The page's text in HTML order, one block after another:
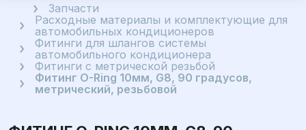
ГлавнаяЗапчасти
Расходные материалы и комплектующие для
автомобильных кондиционеров
Фитинги для шлангов системы
автомобильного кондиционера
Фитинги с метрической резьбой
Фитинг O-Ring 10мм, G8, 90 градусов,
метрический, резьбовой